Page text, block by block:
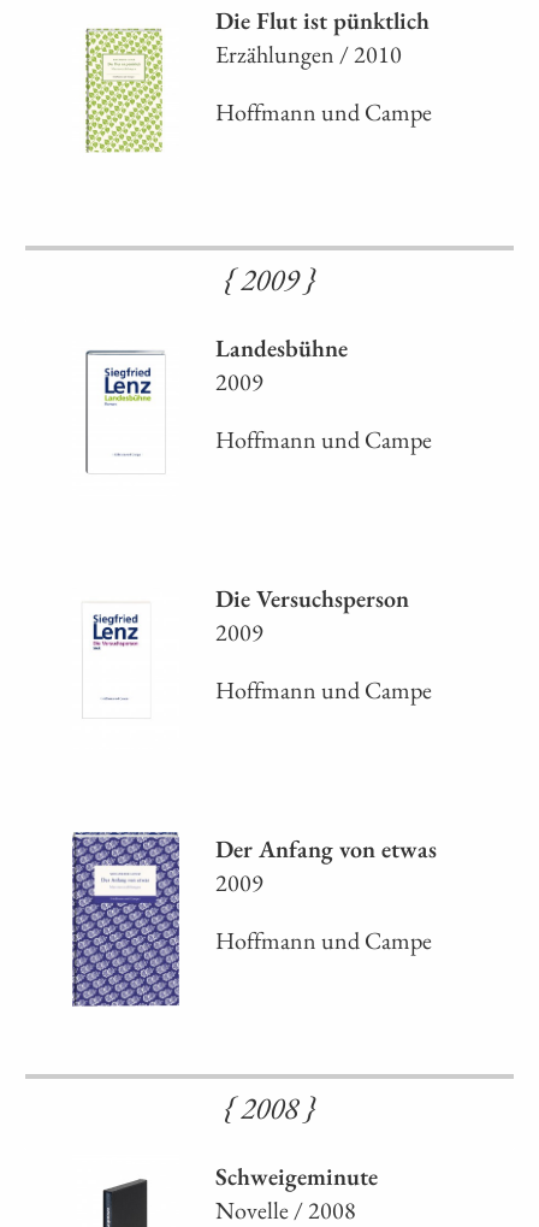
Die Flut ist pünktlich
Erzählungen / 2010
Hoffmann und Campe
{ 2009 }
Landesbühne
2009
Hoffmann und Campe
Die Versuchsperson
2009
Hoffmann und Campe
Der Anfang von etwas
2009
Hoffmann und Campe
{ 2008 }
Schweigeminute
Novelle / 2008